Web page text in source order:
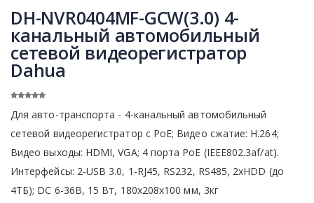
DH-NVR0404MF-GCW(3.0) 4-
канальный автомобильный
сетевой видеорегистратор
Dahua
Для авто-транспорта - 4-канальный автомобильный
сетевой видеорегистратор с PoE; Видео сжатие: H.264;
Видео выходы: HDMI, VGA; 4 порта PoE (IEEE802.3af/at).
Интерфейсы: 2-USB 3.0, 1-RJ45, RS232, RS485, 2хHDD (до
4ТБ); DC 6-36В, 15 Вт, 180x208x100 мм, 3кг